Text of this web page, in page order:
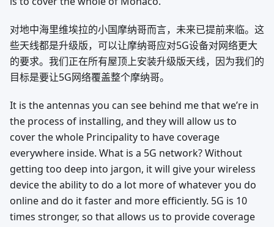
对地中海里维埃拉的小国摩纳哥而言，未来已提前来临。这
些天线都是升级版，可以让摩纳哥应对5G设备对网络更大
的要求。我们正在所有屋顶上安装升级版天线，因为我们的
目标是要让5G网络覆盖整个摩纳哥。
It is the antennas you can see behind me that we’re in
the process of installing, and they will allow us to
cover the whole Principality to have coverage
everywhere inside. What is a 5G network? Without
getting too deep into jargon, it will give your wireless
device the ability to do a lot more of whatever you do
online and do it faster and more efficiently. 5G is 10
times stronger, so that allows us to provide coverage